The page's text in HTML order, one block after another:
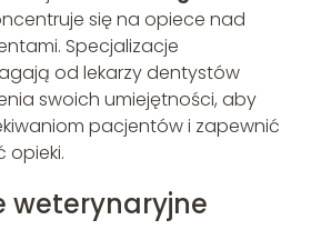
się na opiece nad
Specjalizacje
od lekarzy dentystów
swoich umiejętności, aby
pacjentów i zapewnić
opieki.
weterynaryjne